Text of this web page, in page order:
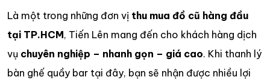
Là một trong những đơn vị thu mua đồ cũ hàng đầu
tại TP.HCM, Tiến Lên mang đến cho khách hàng dịch
vụ chuyên nghiệp – nhanh gọn – giá cao. Khi thanh lý
bàn ghế quầy bar tại đây, bạn sẽ nhận được nhiều lợi